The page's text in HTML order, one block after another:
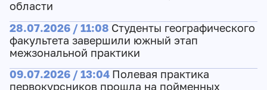
области
28.07.2026 / 11:08 Студенты географического
факультета завершили южный этап
межзональной практики
09.07.2026 / 13:04 Полевая практика
первокурсников прошла на пойменных